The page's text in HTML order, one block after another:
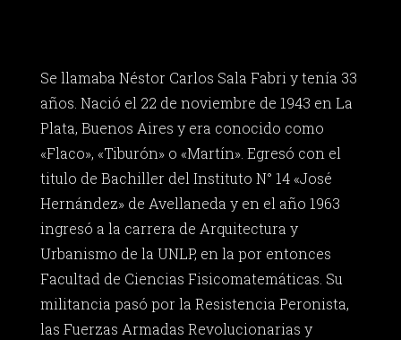
Se llamaba Néstor Carlos Sala Fabri y tenía 33
años. Nació el 22 de noviembre de 1943 en La
Plata, Buenos Aires y era conocido como
«Flaco», «Tiburón» o «Martín». Egresó con el
titulo de Bachiller del Instituto N° 14 «José
Hernández» de Avellaneda y en el año 1963
ingresó a la carrera de Arquitectura y
Urbanismo de la UNLP, en la por entonces
Facultad de Ciencias Fisicomatemáticas. Su
militancia pasó por la Resistencia Peronista,
las Fuerzas Armadas Revolucionarias y